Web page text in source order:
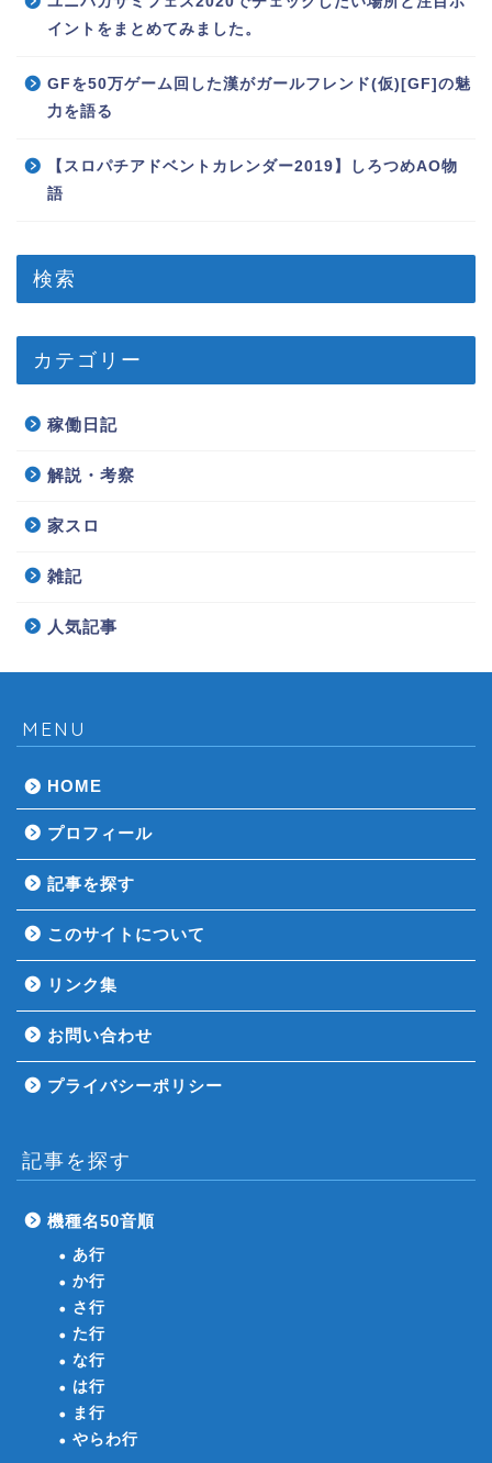
イントをまとめてみました。
GFを50万ゲーム回した漢がガールフレンド(仮)[GF]の魅
力を語る
【スロパチアドベントカレンダー2019】しろつめAO物
語
検索
カテゴリー
稼働日記
解説・考察
家スロ
雑記
人気記事
MENU
HOME
プロフィール
記事を探す
このサイトについて
リンク集
お問い合わせ
プライバシーポリシー
記事を探す
機種名50音順
あ行
か行
さ行
た行
な行
は行
ま行
やらわ行